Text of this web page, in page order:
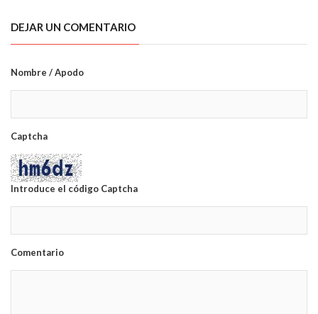
DEJAR UN COMENTARIO
Nombre / Apodo
Captcha
Introduce el código Captcha
Comentario